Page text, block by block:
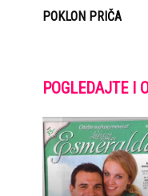
POKLON PRIČA
POGLEDAJTE I